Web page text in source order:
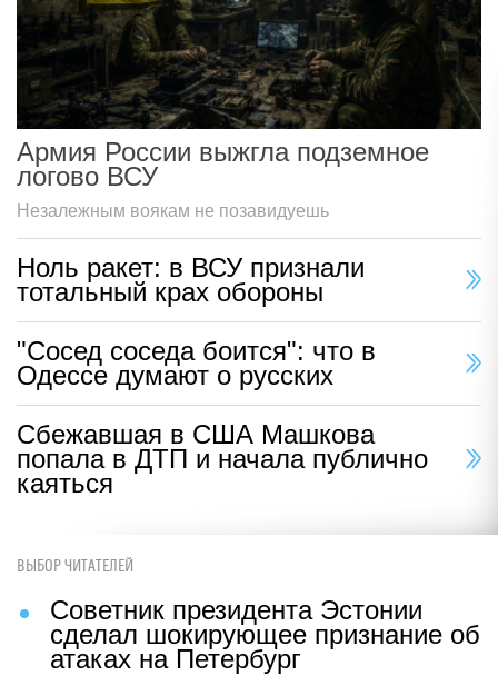
Армия России выжгла подземное
логово ВСУ
Незалежным воякам не позавидуешь
Ноль ракет: в ВСУ признали
тотальный крах обороны
"Сосед соседа боится": что в
Одессе думают о русских
Сбежавшая в США Машкова
попала в ДТП и начала публично
каяться
ВЫБОР ЧИТАТЕЛЕЙ
Советник президента Эстонии
сделал шокирующее признание об
атаках на Петербург